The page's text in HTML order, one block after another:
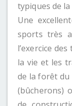
typiques de
Une
sports très
l’exercice
la vie et les
de la forêt du
(bûcherons)